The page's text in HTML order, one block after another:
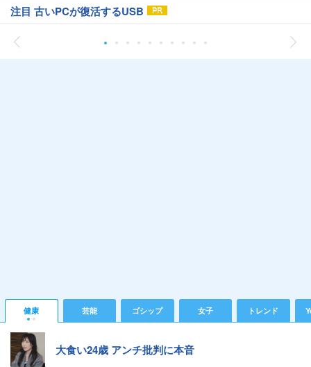
注目 古いPCが復活するUSB
健康 芸能 ゴシップ 女子 トレンド
大食い24歳 アンチ批判に本音